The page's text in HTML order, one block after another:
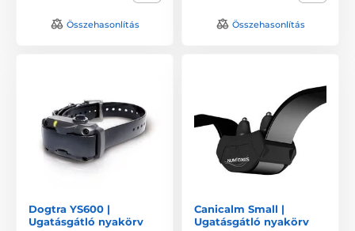
Összehasonlítás Összehasonlítás
Dogtra YS600 |
Ugatásgátló nyakörv
Canicalm Small |
Ugatásgátló nyakörv